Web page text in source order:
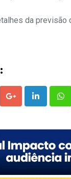
da
Google+LinkedIn